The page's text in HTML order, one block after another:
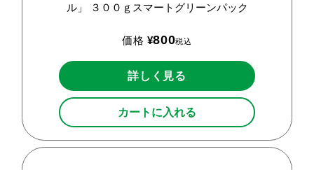
ル」
３００ｇスマートグリーンパック
価格 ¥800税込
詳しく見る
カートに入れる